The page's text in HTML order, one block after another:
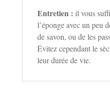
Entretien : il vous
l’éponge avec un peu
de savon, ou de les
Évitez cependant le
leur durée de vie.